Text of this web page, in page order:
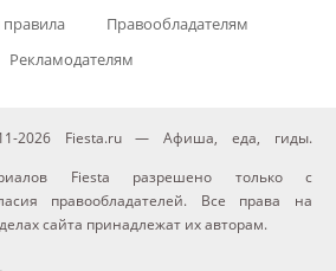
Правообладателям
Рекламодателям
2026 Fiesta.ru — Афиша, еда, гиды.
Fiesta разрешено только с
правообладателей. Все права на
сайта принадлежат их авторам.